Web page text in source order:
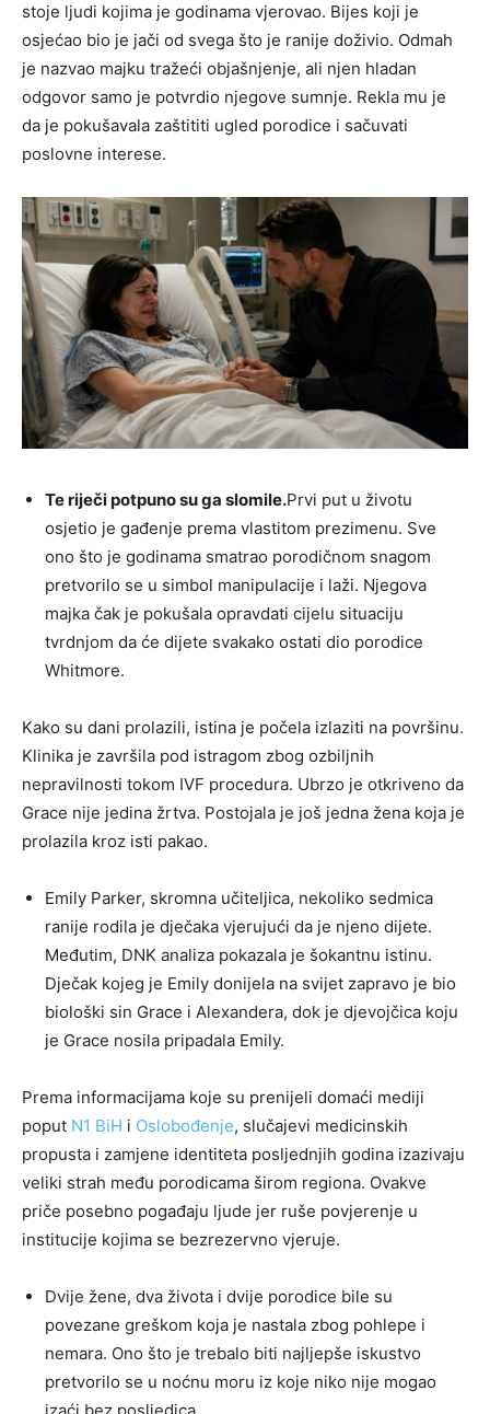
stoje ljudi kojima je godinama vjerovao. Bijes koji je
osjećao bio je jači od svega što je ranije doživio. Odmah
je nazvao majku tražeći objašnjenje, ali njen hladan
odgovor samo je potvrdio njegove sumnje. Rekla mu je
da je pokušavala zaštititi ugled porodice i sačuvati
poslovne interese.
Te riječi potpuno su ga slomile.Prvi put u životu
osjetio je gađenje prema vlastitom prezimenu. Sve
ono što je godinama smatrao porodičnom snagom
pretvorilo se u simbol manipulacije i laži. Njegova
majka čak je pokušala opravdati cijelu situaciju
tvrdnjom da će dijete svakako ostati dio porodice
Whitmore.
Kako su dani prolazili, istina je počela izlaziti na površinu.
Klinika je završila pod istragom zbog ozbiljnih
nepravilnosti tokom IVF procedura. Ubrzo je otkriveno da
Grace nije jedina žrtva. Postojala je još jedna žena koja je
prolazila kroz isti pakao.
Emily Parker, skromna učiteljica, nekoliko sedmica
ranije rodila je dječaka vjerujući da je njeno dijete.
Međutim, DNK analiza pokazala je šokantnu istinu.
Dječak kojeg je Emily donijela na svijet zapravo je bio
biološki sin Grace i Alexandera, dok je djevojčica koju
je Grace nosila pripadala Emily.
Prema informacijama koje su prenijeli domaći mediji
poput N1 BiH i Oslobođenje, slučajevi medicinskih
propusta i zamjene identiteta posljednjih godina izazivaju
veliki strah među porodicama širom regiona. Ovakve
priče posebno pogađaju ljude jer ruše povjerenje u
institucije kojima se bezrezervno vjeruje.
Dvije žene, dva života i dvije porodice bile su
povezane greškom koja je nastala zbog pohlepe i
nemara. Ono što je trebalo biti najljepše iskustvo
pretvorilo se u noćnu moru iz koje niko nije mogao